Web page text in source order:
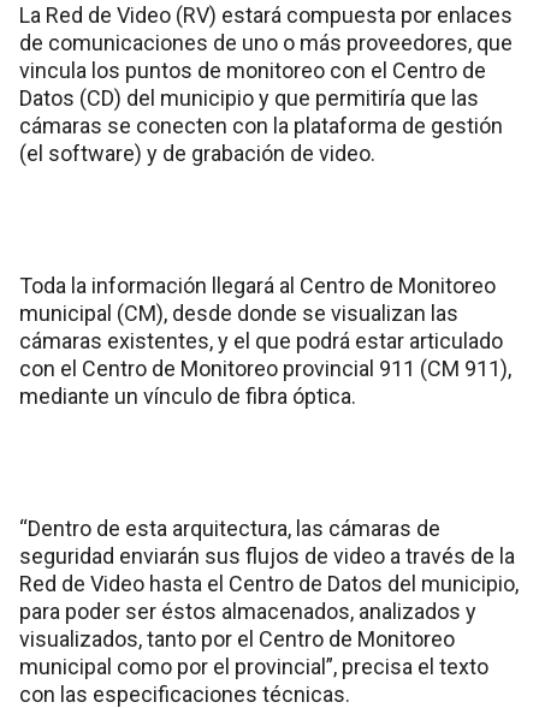
La Red de Video (RV) estará compuesta por enlaces
de comunicaciones de uno o más proveedores, que
vincula los puntos de monitoreo con el Centro de
Datos (CD) del municipio y que permitiría que las
cámaras se conecten con la plataforma de gestión
(el software) y de grabación de video.
Toda la información llegará al Centro de Monitoreo
municipal (CM), desde donde se visualizan las
cámaras existentes, y el que podrá estar articulado
con el Centro de Monitoreo provincial 911 (CM 911),
mediante un vínculo de fibra óptica.
“Dentro de esta arquitectura, las cámaras de
seguridad enviarán sus flujos de video a través de la
Red de Video hasta el Centro de Datos del municipio,
para poder ser éstos almacenados, analizados y
visualizados, tanto por el Centro de Monitoreo
municipal como por el provincial”, precisa el texto
con las especificaciones técnicas.